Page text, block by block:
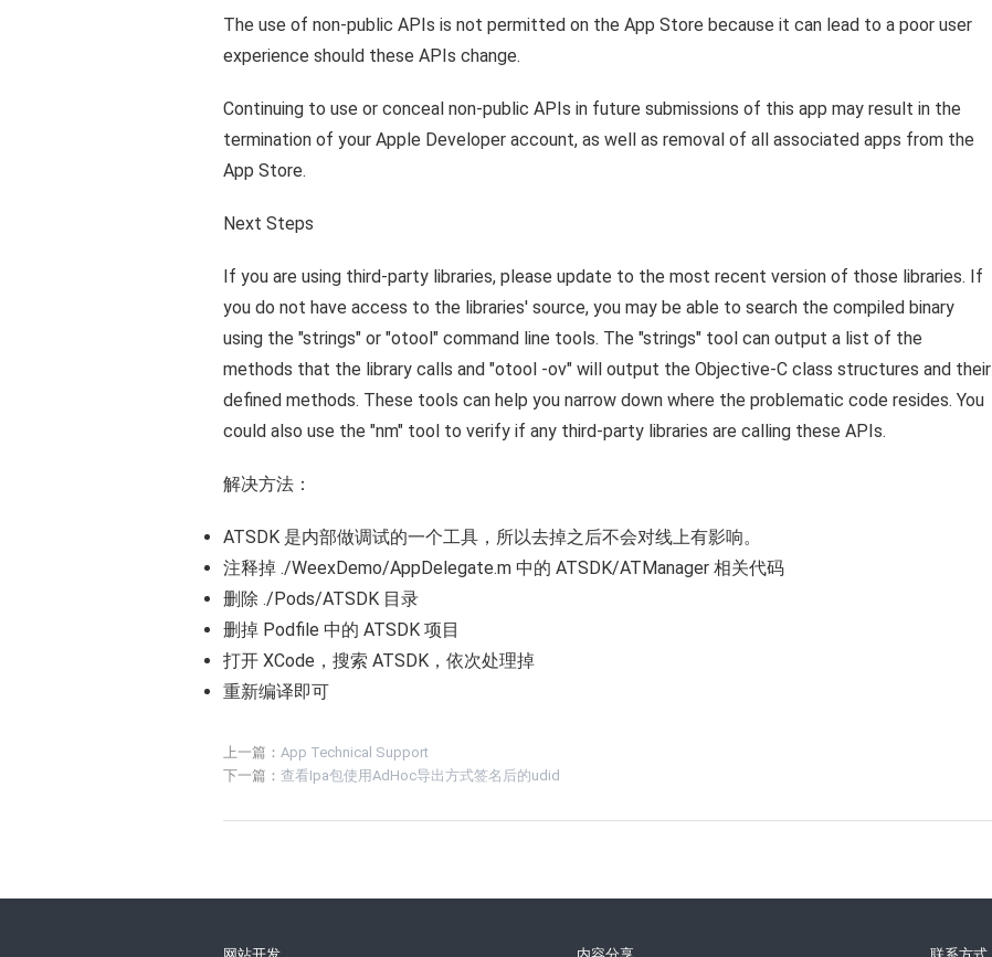
The use of non-public APIs is not permitted on the App Store because it can lead to a poor user
experience should these APIs change.
Continuing to use or conceal non-public APIs in future submissions of this app may result in the
termination of your Apple Developer account, as well as removal of all associated apps from the
App Store.
Next Steps
If you are using third-party libraries, please update to the most recent version of those libraries. If
you do not have access to the libraries' source, you may be able to search the compiled binary
using the "strings" or "otool" command line tools. The "strings" tool can output a list of the
methods that the library calls and "otool -ov" will output the Objective-C class structures and their
defined methods. These tools can help you narrow down where the problematic code resides. You
could also use the "nm" tool to verify if any third-party libraries are calling these APIs.
解决方法：
ATSDK 是内部做调试的一个工具，所以去掉之后不会对线上有影响。
注释掉 ./WeexDemo/AppDelegate.m 中的 ATSDK/ATManager 相关代码
删除 ./Pods/ATSDK 目录
删掉 Podfile 中的 ATSDK 项目
打开 XCode，搜索 ATSDK，依次处理掉
重新编译即可
上一篇： App Technical Support
下一篇： 查看Ipa包使用AdHoc导出方式签名后的udid